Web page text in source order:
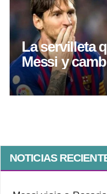
La servilleta
Messi y
NOTICIAS